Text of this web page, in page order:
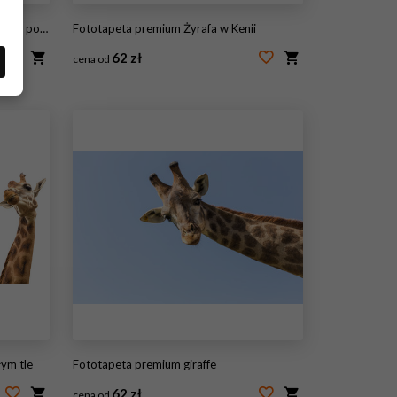
siatkowa Fototapeta premium Żyrafa w Kenii
cena od 62 zł
tle Fototapeta premium giraffe
62 zł